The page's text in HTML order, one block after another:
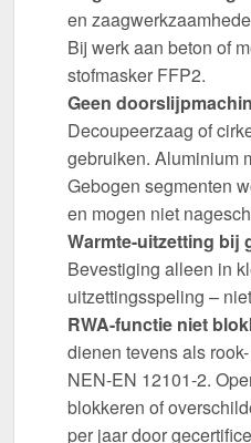
en
Bij werk aan beton of
stofmasker FFP2.
Geen
Decoupeerzaag of
gebruiken. Aluminium
Gebogen segmenten
en mogen niet
Warmte-uitzetting bij
Bevestiging alleen in
uitzettingsspeling –
RWA-functie niet
dienen tevens als
NEN-EN 12101-2.
blokkeren of
per jaar door